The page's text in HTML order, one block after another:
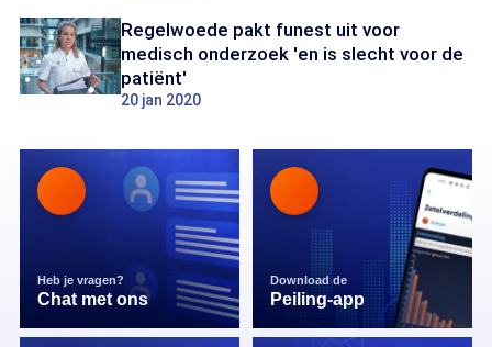
Regelwoede pakt funest uit voor
medisch onderzoek 'en is slecht voor de
patiënt'
20 jan 2020
Heb je vragen?
Chat met ons
Download de
Peiling-app